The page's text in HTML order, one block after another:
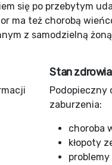
się po przebytym
ma też chorobą
z samodzielną
Stan
Podopieczny
zaburzenia:
choroba
kłopoty